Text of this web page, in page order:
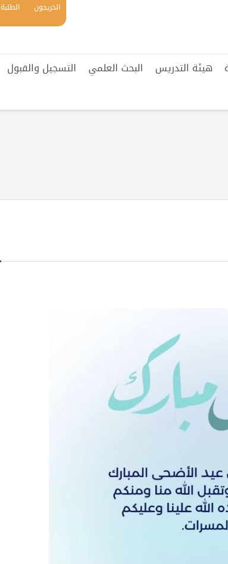
الخريجون الطلبة
هيئة التدريس البحث العلمي
التسجيل والقبول